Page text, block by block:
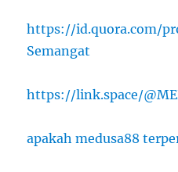
https://id.quora.com/
Semangat
https://link.space/
apakah medusa88